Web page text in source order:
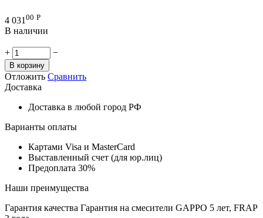
4 031 00 Р
В наличии
+ −
В корзину
Отложить Сравнить
Доставка
Доставка в любой город РФ
Варианты оплаты
Картами Visa и MasterCard
Выставленный счет (для юр.лиц)
Предоплата 30%
Наши преимущества
Гарантия качества Гарантия на смесители GAPPO 5 лет, FRAP